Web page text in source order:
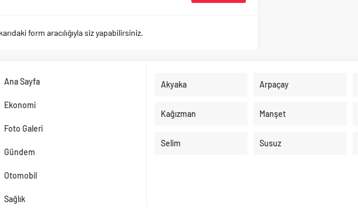
form aracılığıyla siz yapabilirsiniz.
Ana Sayfa
Ekonomi
Foto Galeri
Gündem
Otomobil
Sağlık
Akyaka Arpaçay
Kağızman Manşet
Selim Susuz